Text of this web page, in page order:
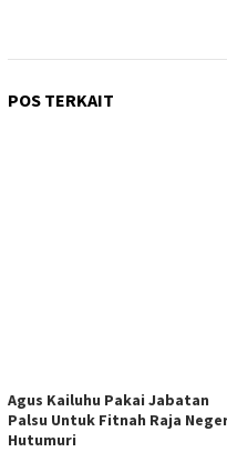
POS TERKAIT
Agus Kailuhu Pakai Jabatan
Palsu Untuk Fitnah Raja
Hutumuri